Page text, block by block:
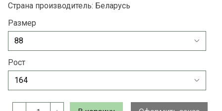
Страна производитель: Беларусь
Размер
Рост